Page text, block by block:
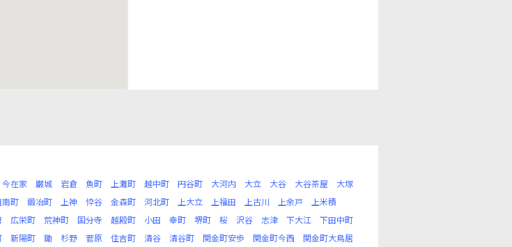
今在家 巌城 岩倉 魚町 上灘町 越中町 円谷町 大河内 大立 大谷 大谷茶屋
大塚
南町 鍛冶町 上神 忰谷 金森町 河北町 上大立 上福田 上古川 上余戸
上米積
広栄町 荒神町 国分寺 越殿町 小田 幸町 堺町 桜 沢谷 志津 下大江
下田中町
新陽町 鋤 杉野 菅原 住吉町 清谷 清谷町 関金町安歩 関金町今西
関金町大鳥居